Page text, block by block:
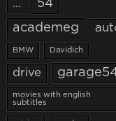
... 54
academeg
BMW Davidich
drive
movies with english
subtitles